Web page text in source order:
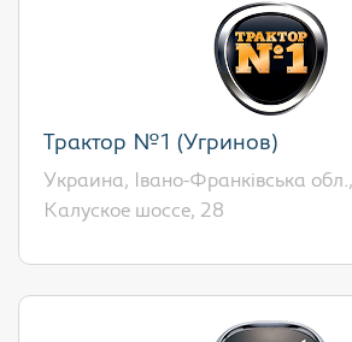
Трактор №1 (Угринов)
Украина, Івано-Франківська
Калуское шоссе, 28